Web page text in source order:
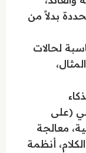
بدلاً من
لحالات
(على
معالجة
أنظمة